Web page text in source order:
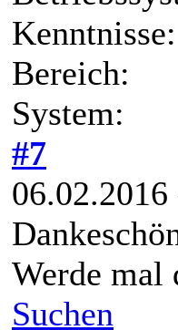
Kenntnisse:
Bereich:
System:
#7
Werde mal
Suchen